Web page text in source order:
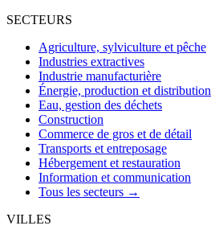
SECTEURS
Agriculture, sylviculture et pêche
Industries extractives
Industrie manufacturière
Énergie, production et distribution
Eau, gestion des déchets
Construction
Commerce de gros et de détail
Transports et entreposage
Hébergement et restauration
Information et communication
Tous les secteurs →
VILLES